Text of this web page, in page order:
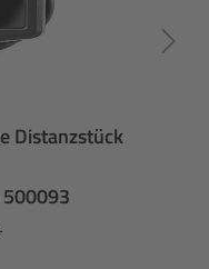
Distanzstück